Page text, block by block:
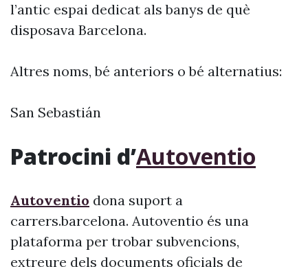
l’antic espai dedicat als banys de què
disposava Barcelona.
Altres noms, bé anteriors o bé alternatius:
San Sebastián
Patrocini d’Autoventio
Autoventio dona suport a
carrers.barcelona. Autoventio és una
plataforma per trobar subvencions,
extreure dels documents oficials de